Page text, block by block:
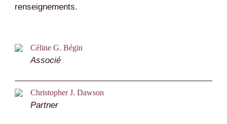
renseignements.
Céline G. Bégin
Associé
Christopher J. Dawson
Partner